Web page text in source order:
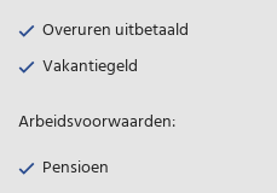
Overuren uitbetaald
Vakantiegeld
Arbeidsvoorwaarden:
Pensioen